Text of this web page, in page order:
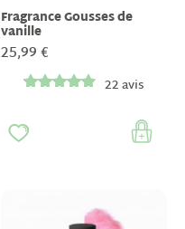
Fragrance Gousses de
vanille
25,99 €
22 avis